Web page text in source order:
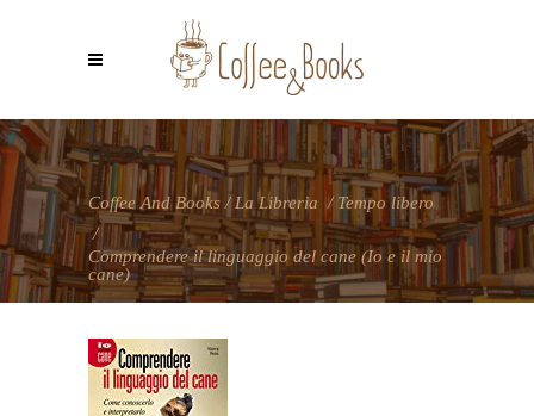
BLOG
Coffee And Books / La Libreria / Tempo libero
/
Comprendere il linguaggio del cane (Io e il mio
cane)